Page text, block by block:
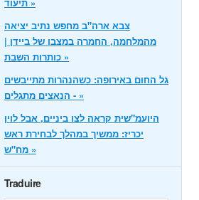
צבא ארה"ב מחפש נתיב יציאה
מהמלחמה, החמרה במצבו של ביידן |
כותרות השבת »
גל החום באירופה: כשהנהרות מתייבשים
- הנאצים מתגלים »
היועמ"שית קראה לצו ביניים, אבל לוין
יכריז: ממשיך במהלך לבחירת ראש
מח"ש »
Traduire